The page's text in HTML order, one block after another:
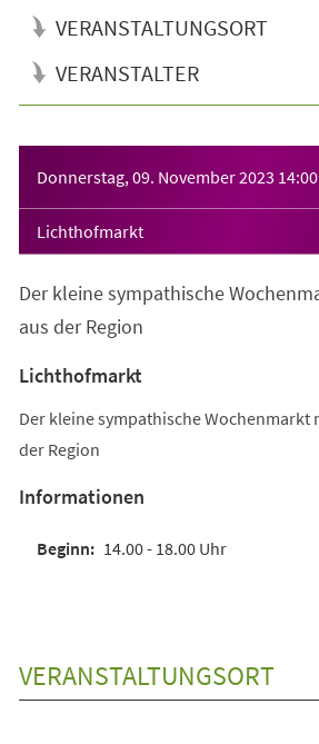
VERANSTALTUNGSORT
VERANSTALTER
Donnerstag, 09. November 2023 14:00
Lichthofmarkt
Der kleine sympathische
aus der Region
Lichthofmarkt
Der kleine sympathische Wochenmarkt
der Region
Informationen
14.00 - 18.00 Uhr
VERANSTALTUNGSORT